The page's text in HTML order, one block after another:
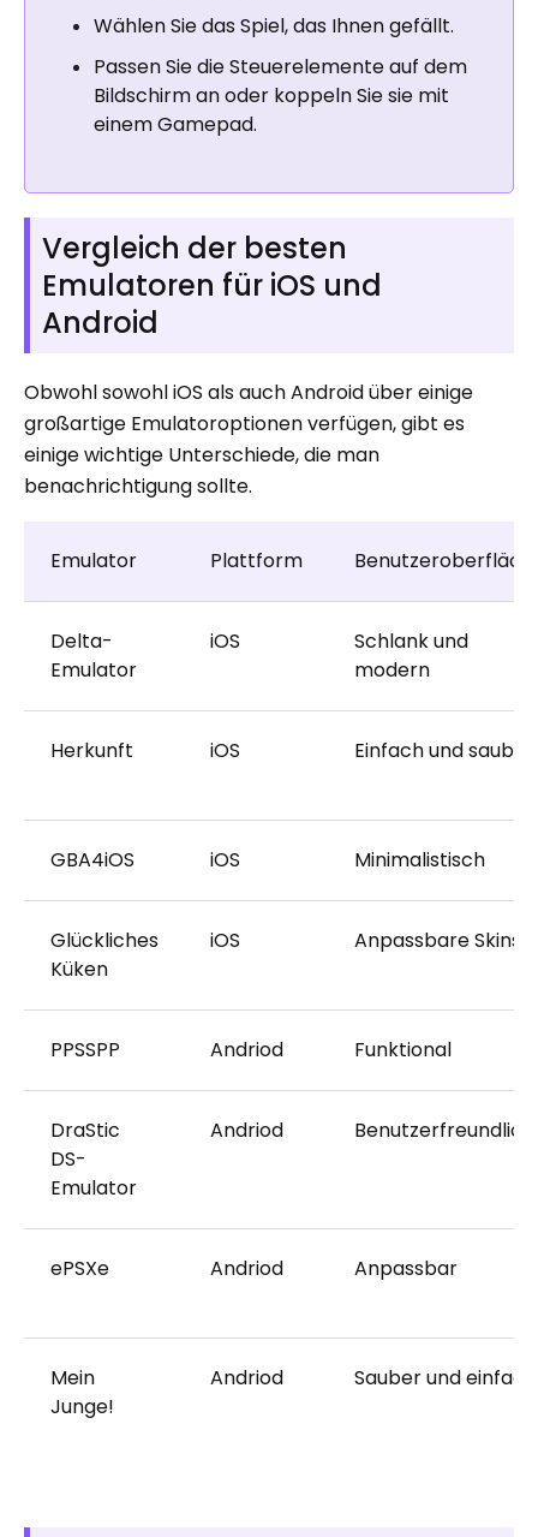
Wählen Sie das Spiel, das Ihnen gefällt.
Passen Sie die Steuerelemente auf dem
Bildschirm an oder koppeln Sie sie mit
einem Gamepad.
Vergleich der besten
Emulatoren für iOS und
Android
Obwohl sowohl iOS als auch Android über einige
großartige Emulatoroptionen verfügen, gibt es
einige wichtige Unterschiede, die man
benachrichtigung sollte.
Emulator Plattform
Delta-
Emulator
iOS
Schlank und
modern
Herkunft iOS Einfach und sauber
GBA4iOS iOS Minimalistisch
Glückliches
Küken
iOS Anpassbare Skins
PPSSPP Andriod Funktional
DraStic
DS-
Emulator
Andriod Benutzerfreundlich
ePSXe Andriod Anpassbar
Mein
Junge!
Andriod Sauber und einfach